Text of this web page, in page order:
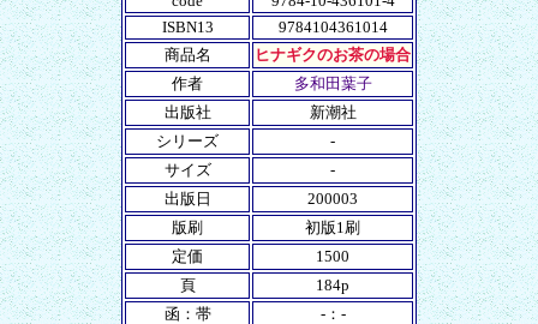
ISBN13
9784104361014
商品名
ヒナギクのお茶の場合
作者
多和田葉子
出版社
新潮社
シリーズ
-
サイズ
-
出版日
200003
版刷
初版1刷
定価
1500
頁
184p
函：帯
-：-